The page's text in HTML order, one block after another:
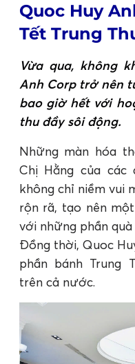
Quoc Huy
Tết Trung
Vừa qua, không
Anh Corp trở nên
bao giờ hết với
thu đầy sôi động.
Những màn hóa
Chị Hằng của
không chỉ niềm vui
rộn rã, tạo nên
với những phần quà
Đồng thời, Quoc
phần bánh Trung
trên cả nước.